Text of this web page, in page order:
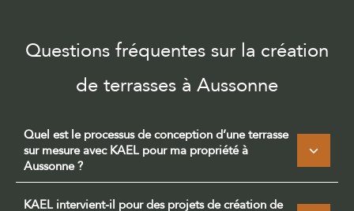
Questions fréquentes sur la création
de terrasses à Aussonne
Quel est le processus de conception d’une terrasse
sur mesure avec KAEL pour ma propriété à
Aussonne ?
KAEL intervient-il pour des projets de création de